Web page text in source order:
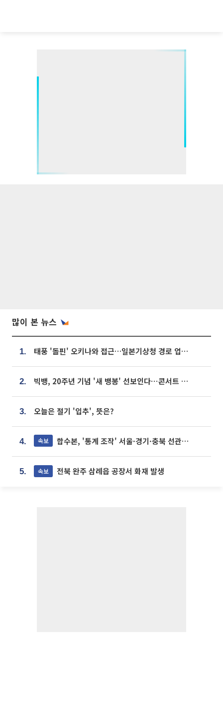
많이 본 뉴스
1. 태풍 '돌핀' 오키나와 접근…일본기상청 경로 업데이트
2. 빅뱅, 20주년 기념 '새 뱅봉' 선보인다⋯콘서트 앞두고 팝업 개최
3. 오늘은 절기 '입추', 뜻은?
4. 속보 합수본, '통계 조작' 서울·경기·충북 선관위 등 추가 압수수색
5. 속보 전북 완주 삼례읍 공장서 화재 발생